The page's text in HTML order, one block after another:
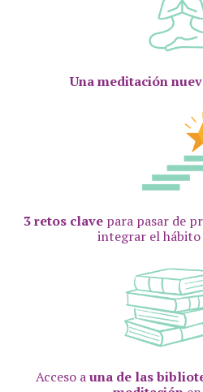
Una meditación
3 retos clave para pasar de
integrar el
Acceso auna de las